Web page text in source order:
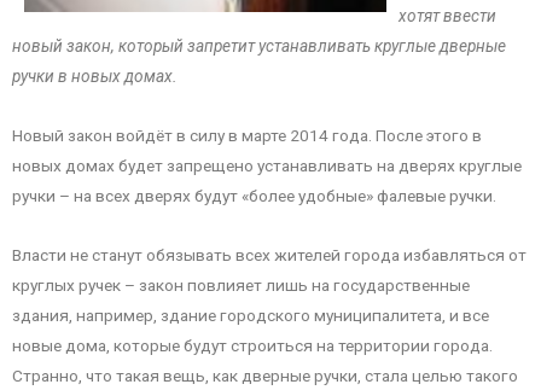
хотят ввести
новый закон, который запретит устанавливать круглые дверные
ручки в новых домах.
Новый закон войдёт в силу в марте 2014 года. После этого в
новых домах будет запрещено устанавливать на дверях круглые
ручки – на всех дверях будут «более удобные» фалевые ручки.
Власти не станут обязывать всех жителей города избавляться от
круглых ручек – закон повлияет лишь на государственные
здания, например, здание городского муниципалитета, и все
новые дома, которые будут строиться на территории города.
Странно, что такая вещь, как дверные ручки, стала целью такого